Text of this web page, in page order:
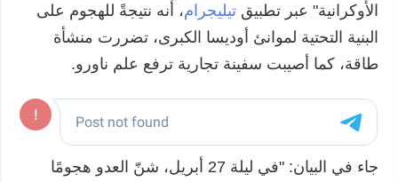
الأوكرانية" عبر تطبيقتيليجرام، أنه نتيجةً للهجوم على
البنية التحتية لموانئ أوديسا الكبرى، تضررت منشأة
طاقة، كما أصيبت سفينة تجارية ترفع علم ناورو.
جاء في البيان: "في ليلة 27 أبريل، شنّ العدو هجومًا